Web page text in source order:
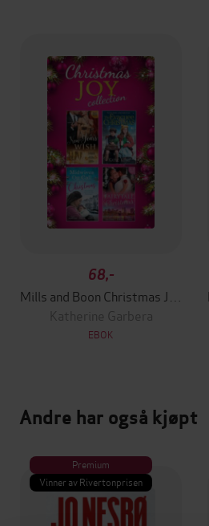
68,-
Katherine Garbera
EBOK
Andre har også kjøpt
Premium
Vinner av Rivertonprisen